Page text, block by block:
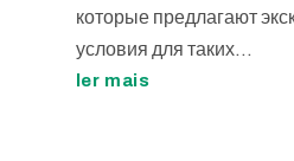
которые предлагают
условия для таких...
ler mais